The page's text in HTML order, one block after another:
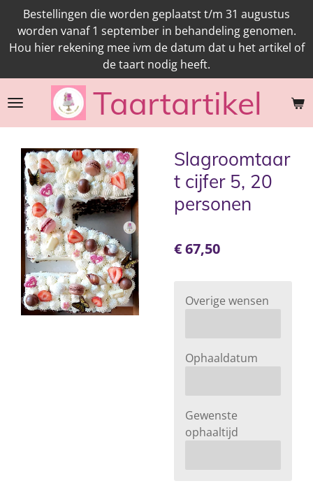
direct
naar
hoofdinhoud
Taartartikel
Bestellingen die worden geplaatst t/m 31 augustus
worden vanaf 1 september in behandeling genomen.
Hou hier rekening mee ivm de datum dat u het artikel of
de taart nodig heeft.
Slagroomtaar
t cijfer 5, 20
personen
€ 67,50
Overige wensen
Ophaaldatum
Gewenste
ophaaltijd